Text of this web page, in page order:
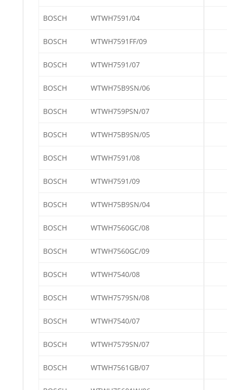
BOSCH WTWH7591/04
BOSCH WTWH7591FF/09
BOSCH WTWH7591/07
BOSCH WTWH75B9SN/06
BOSCH WTWH759PSN/07
BOSCH WTWH75B9SN/05
BOSCH WTWH7591/08
BOSCH WTWH7591/09
BOSCH WTWH75B9SN/04
BOSCH WTWH7560GC/08
BOSCH WTWH7560GC/09
BOSCH WTWH7540/08
BOSCH WTWH7579SN/08
BOSCH WTWH7540/07
BOSCH WTWH7579SN/07
BOSCH WTWH7561GB/07